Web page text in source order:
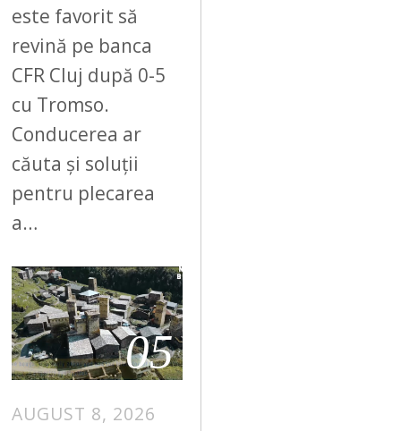
este favorit să
revină pe banca
CFR Cluj după 0-5
cu Tromso.
Conducerea ar
căuta și soluții
pentru plecarea
a…
05
AUGUST 8, 2026